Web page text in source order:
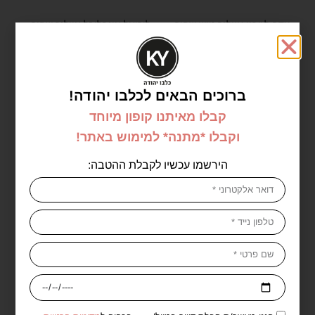
עדה לזורגן איילנר טוש שחור –
מידע נוסף
לוריאל אינפליבל איילנר שחור –
LOréal Paris Infaillible Grip
מידע נוסף
אזל במלאי
ברוכים הבאים לכלבו יהודה!
קבלו מאיתנו קופון מיוחד
וקבלו *מתנה* למימוש באתר!
הירשמו עכשיו לקבלת ההטבה: